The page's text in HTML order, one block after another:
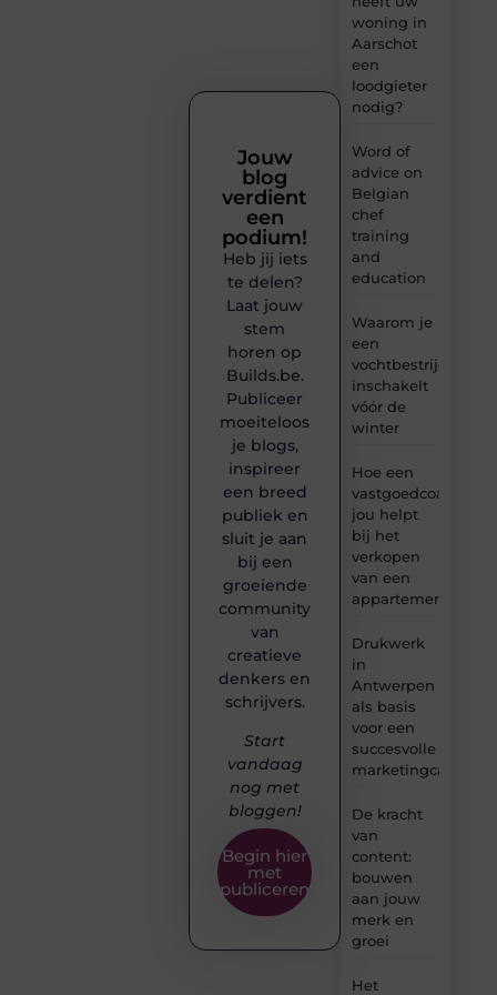
woning in
Aarschot
een
loodgieter
nodig?
Word of
advice on
Belgian
chef
training
and
education
Waarom je
een
inschakelt
vóór de
winter
Hoe een
vastgoedcoach
jou helpt
bij het
verkopen
van een
appartement
Drukwerk
in
Antwerpen
als basis
voor een
succesvolle
De kracht
van
content:
bouwen
aan jouw
merk en
groei
Het
Jouw
blog
verdient
een
podium!
Heb jij iets
te delen?
Laat jouw
stem
horen op
Builds.be.
Publiceer
moeiteloos
je blogs,
inspireer
een breed
publiek en
sluit je aan
bij een
groeiende
community
van
creatieve
denkers en
schrijvers.
Start
vandaag
nog met
bloggen!
Begin hier
met
publiceren